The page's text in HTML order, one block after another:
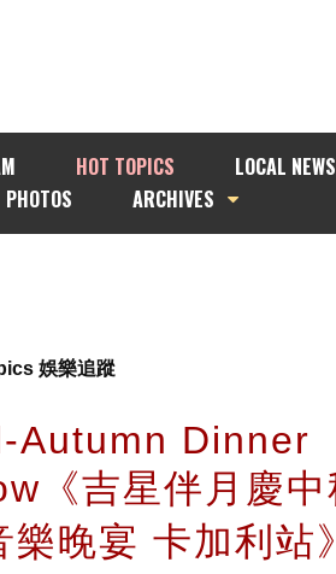
HOT TOPICS
LOCAL NEWS
PHOTOS ARCHIVES
娛樂追蹤
Autumn Dinner
《吉星伴月慶
樂晚宴 卡加利站